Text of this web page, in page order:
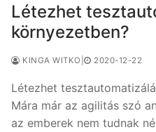
Létezhet
környezetben?
KINGA WITKO 2020-12-22
Létezhet
Mára már az agilitás szó
az emberek nem tudnak